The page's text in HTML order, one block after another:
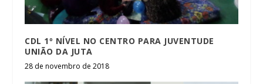
CDL 1º NÍVEL NO CENTRO PARA JUVENTUDE
UNIÃO DA JUTA
28 de novembro de 2018